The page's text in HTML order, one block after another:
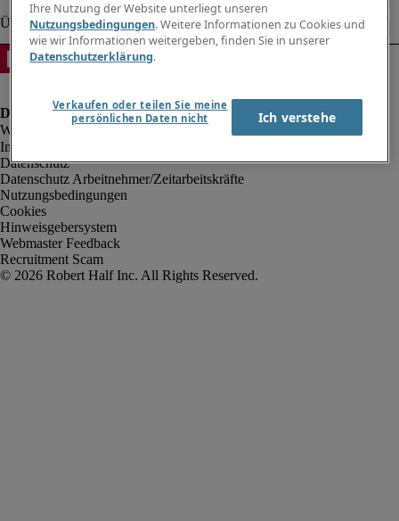
Impressum
Datenschutz
Datenschutz Arbeitnehmer/Zeitarbeitskräfte
Nutzungsbedingungen
Cookies
Hinweisgebersystem
Webmaster Feedback
Recruitment Scam
Ihre Nutzung der Website unterliegt unseren
Nutzungsbedingungen. Weitere Informationen zu Cookies und
wie wir Informationen weitergeben, finden Sie in unserer
Datenschutzerklärung.
Verkaufen oder teilen Sie meine
persönlichen Daten nicht
Ich verstehe